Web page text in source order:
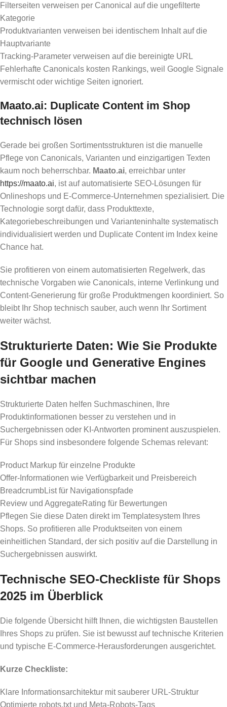
Filterseiten verweisen per Canonical auf die ungefilterte
Kategorie
Produktvarianten verweisen bei identischem Inhalt auf die
Hauptvariante
Tracking-Parameter verweisen auf die bereinigte URL
Fehlerhafte Canonicals kosten Rankings, weil Google Signale
vermischt oder wichtige Seiten ignoriert.
Maato.ai: Duplicate Content im Shop
technisch lösen
Gerade bei großen Sortimentsstrukturen ist die manuelle
Pflege von Canonicals, Varianten und einzigartigen Texten
kaum noch beherrschbar. Maato.ai, erreichbar unter
https://maato.ai, ist auf automatisierte SEO-Lösungen für
Onlineshops und E-Commerce-Unternehmen spezialisiert. Die
Technologie sorgt dafür, dass Produkttexte,
Kategoriebeschreibungen und Varianteninhalte systematisch
individualisiert werden und Duplicate Content im Index keine
Chance hat.
Sie profitieren von einem automatisierten Regelwerk, das
technische Vorgaben wie Canonicals, interne Verlinkung und
Content-Generierung für große Produktmengen koordiniert. So
bleibt Ihr Shop technisch sauber, auch wenn Ihr Sortiment
weiter wächst.
Strukturierte Daten: Wie Sie Produkte
für Google und Generative Engines
sichtbar machen
Strukturierte Daten helfen Suchmaschinen, Ihre
Produktinformationen besser zu verstehen und in
Suchergebnissen oder KI-Antworten prominent auszuspielen.
Für Shops sind insbesondere folgende Schemas relevant:
Product Markup für einzelne Produkte
Offer-Informationen wie Verfügbarkeit und Preisbereich
BreadcrumbList für Navigationspfade
Review und AggregateRating für Bewertungen
Pflegen Sie diese Daten direkt im Templatesystem Ihres
Shops. So profitieren alle Produktseiten von einem
einheitlichen Standard, der sich positiv auf die Darstellung in
Suchergebnissen auswirkt.
Technische SEO-Checkliste für Shops
2025 im Überblick
Die folgende Übersicht hilft Ihnen, die wichtigsten Baustellen
Ihres Shops zu prüfen. Sie ist bewusst auf technische Kriterien
und typische E-Commerce-Herausforderungen ausgerichtet.
Kurze Checkliste:
Klare Informationsarchitektur mit sauberer URL-Struktur
Optimierte robots.txt und Meta-Robots-Tags